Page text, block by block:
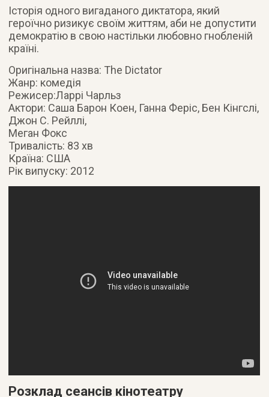
Історія одного вигаданого диктатора, який
героїчно ризикує своїм життям, аби не допустити
демократію в свою настільки любовно гнобленій
країні.
Оригінальна назва: The Dictator
Жанр: комедія
Режисер:Ларрі Чарльз
Актори: Саша Барон Коен, Ганна Феріс, Бен Кінгслі,
Джон С. Рейллі,
Меган Фокс
Тривалість: 83 хв
Країна: США
Рік випуску: 2012
Розклад сеансів кінотеатру